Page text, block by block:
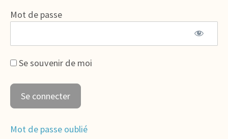
Mot de passe
Se souvenir de moi
Mot de passe oublié